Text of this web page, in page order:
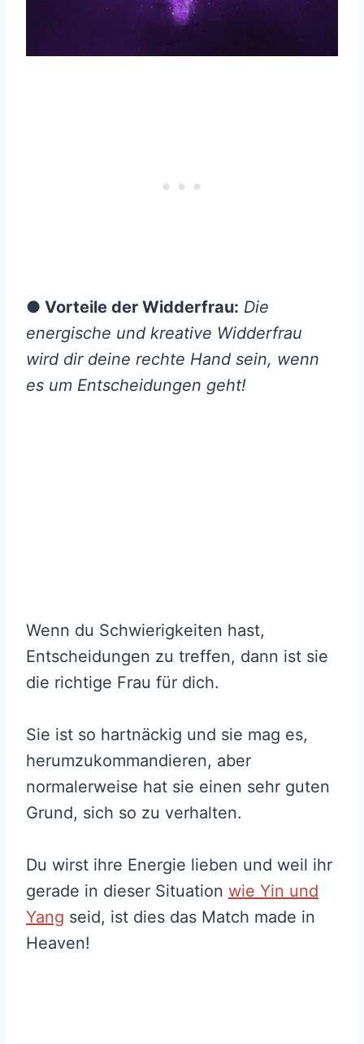
● Vorteile der Widderfrau: Die
energische und kreative Widderfrau
wird dir deine rechte Hand sein, wenn
es um Entscheidungen geht!
Wenn du Schwierigkeiten hast,
Entscheidungen zu treffen, dann ist sie
die richtige Frau für dich.
Sie ist so hartnäckig und sie mag es,
herumzukommandieren, aber
normalerweise hat sie einen sehr guten
Grund, sich so zu verhalten.
Du wirst ihre Energie lieben und weil ihr
gerade in dieser Situation wie Yin und
Yang seid, ist dies das Match made in
Heaven!